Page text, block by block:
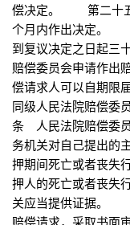
偿决定。 第二十五
个月内作出决定。
到复议决定之日起三
赔偿委员会申请作出
偿请求人可以自期限
同级人民法院赔偿
条 人民法院赔偿委
务机关对自己提出
押期间死亡或者丧失
押人的死亡或者丧失
关应当提供证据。
赔偿请求，采取书面